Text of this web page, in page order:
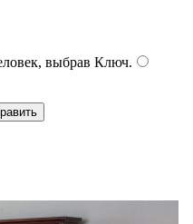
выбрав Ключ.